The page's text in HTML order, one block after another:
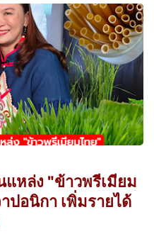
แหล่ง "ข้าวพรีเมียม
ปอนิกา เพิ่มรายได้